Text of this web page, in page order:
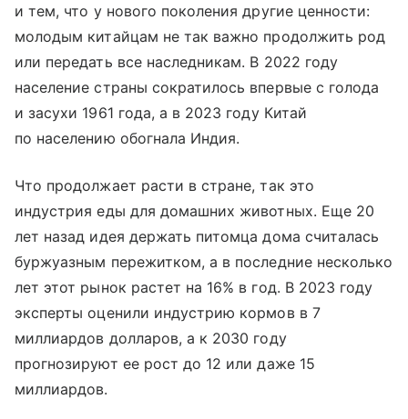
и тем, что у нового поколения другие ценности:
молодым китайцам не так важно продолжить род
или передать все наследникам. В 2022 году
население страны сократилось впервые с голода
и засухи 1961 года, а в 2023 году Китай
по населению обогнала Индия.
Что продолжает расти в стране, так это
индустрия еды для домашних животных. Еще 20
лет назад идея держать питомца дома считалась
буржуазным пережитком, а в последние несколько
лет этот рынок растет на 16% в год. В 2023 году
эксперты оценили индустрию кормов в 7
миллиардов долларов, а к 2030 году
прогнозируют ее рост до 12 или даже 15
миллиардов.